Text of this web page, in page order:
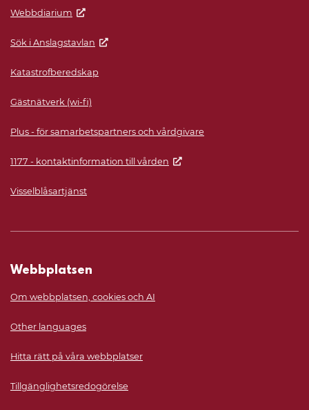
Webbdiarium
Sök i Anslagstavlan
Katastrofberedskap
Gästnätverk (wi-fi)
Plus - för samarbetspartners och vårdgivare
1177 - kontaktinformation till vården
Visselblåsartjänst
Webbplatsen
Om webbplatsen, cookies och AI
Other languages
Hitta rätt på våra webbplatser
Tillgänglighetsredogörelse